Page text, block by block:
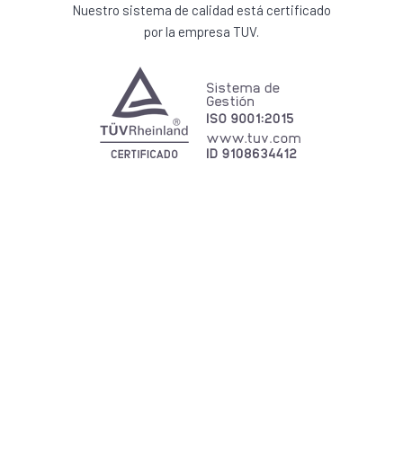
Nuestro sistema de calidad está certificado
por la empresa TUV.